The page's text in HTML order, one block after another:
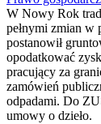
W Nowy Rok
pełnymi zmian w
postanowił
opodatkować
pracujący za
zamówień
odpadami. Do
umowy o dzieło.